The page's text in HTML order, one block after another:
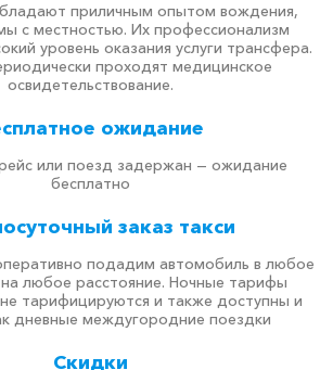
приличным опытом вождения,
с местностью. Их профессионализм
уровень оказания услуги трансфера.
проходят медицинское
освидетельствование.
ожидание
или поезд задержан — ожидание
бесплатно
заказ такси
подадим автомобиль в любое
любое расстояние. Ночные тарифы
тарифицируются и также доступны и
дневные междугородние поездки
Скидки